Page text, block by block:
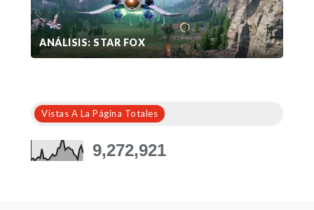
ANÁLISIS: STAR FOX
Vistas A La Página Totales
9,272,921